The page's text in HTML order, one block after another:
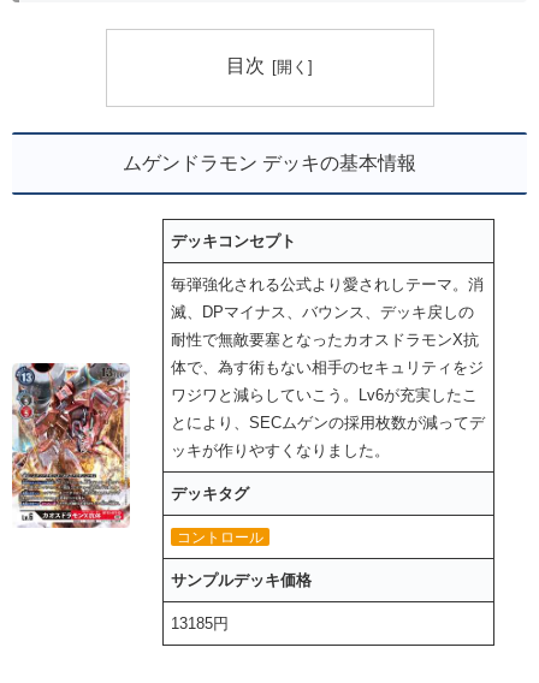
目次
ムゲンドラモン デッキの基本情報
デッキコンセプト
毎弾強化される公式より愛されしテーマ。消
滅、DPマイナス、バウンス、デッキ戻しの
耐性で無敵要塞となったカオスドラモンX抗
体で、為す術もない相手のセキュリティをジ
ワジワと減らしていこう。Lv6が充実したこ
とにより、SECムゲンの採用枚数が減ってデ
ッキが作りやすくなりました。
デッキタグ
コントロール
サンプルデッキ価格
13185円